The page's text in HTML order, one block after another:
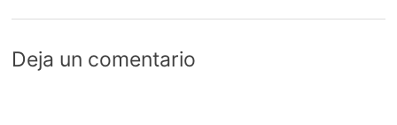
Deja un comentario